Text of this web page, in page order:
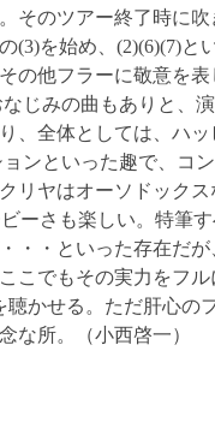
そのツアー終了時に
(3)を始め、(2)(6)(7)と
の他フラーに敬意を
なじみの曲もありと、
、全体としては、ハ
ンといった趣で、コ
リヤはオーソドック
ーさも楽しい。特筆
・・といった存在だ
こでもその実力をフ
聴かせる。ただ肝心の
な所。（小西啓一）